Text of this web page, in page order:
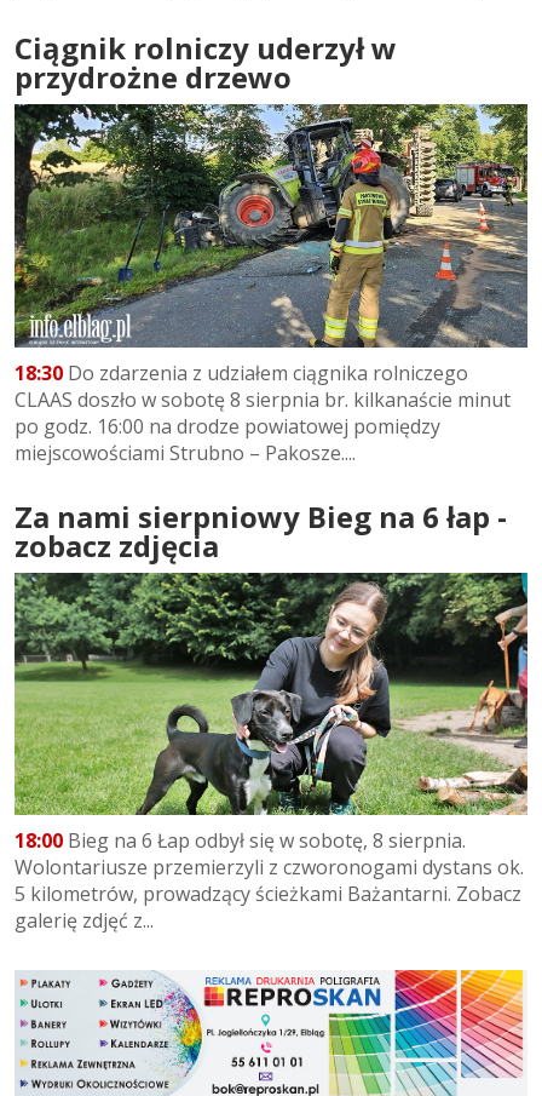
Ciągnik rolniczy uderzył w
przydrożne drzewo
18:30 Do zdarzenia z udziałem ciągnika rolniczego
CLAAS doszło w sobotę 8 sierpnia br. kilkanaście minut
po godz. 16:00 na drodze powiatowej pomiędzy
miejscowościami Strubno – Pakosze....
Za nami sierpniowy Bieg na 6 łap -
zobacz zdjęcia
18:00 Bieg na 6 Łap odbył się w sobotę, 8 sierpnia.
Wolontariusze przemierzyli z czworonogami dystans ok.
5 kilometrów, prowadzący ścieżkami Bażantarni. Zobacz
galerię zdjęć z...